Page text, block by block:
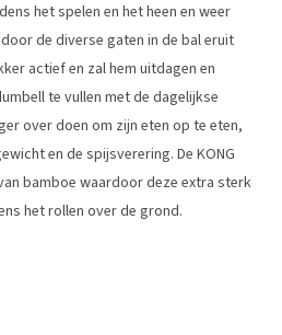
het spelen en het heen en weer
de diverse gaten in de bal eruit
actief en zal hem uitdagen en
te vullen met de dagelijkse
over doen om zijn eten op te eten,
en de spijsverering. De KONG
bamboe waardoor deze extra sterk
het rollen over de grond.